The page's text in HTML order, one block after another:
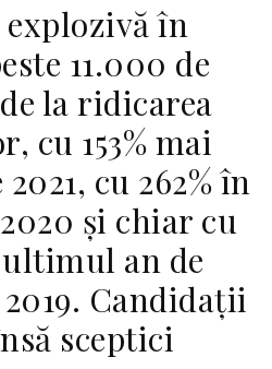
explozivă în
11.000 de
la ridicarea
cu 153% mai
cu 262% în
și chiar cu
ultimul an de
Candidații
sceptici